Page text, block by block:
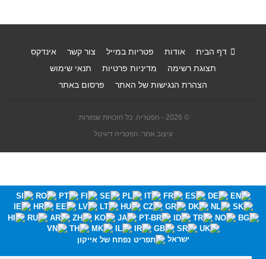
דף הבית אודות פטריות במייל צור קשר
אינדקס
תצוגת רשימה
מדיניות פרטיות
תנאי שימוש
הצהרת הנגישות של האתר
פרסום באתר
© 2026 - הפטריה. כל הזכויות שמורות.
עיצוב אתר: הפטריה דיגיטל
ישראל